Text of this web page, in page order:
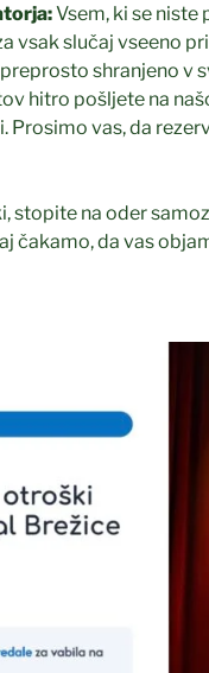
Vsem, ki se
vsak slučaj vseeno
shranjeno v
hitro pošljete na
Prosimo vas, da
stopite na oder
čakamo, da vas